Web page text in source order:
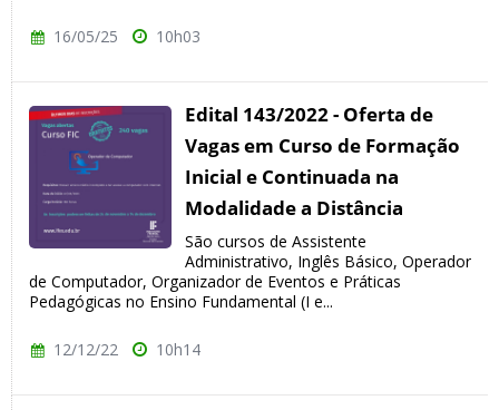
16/05/25 10h03
Edital 143/2022 - Oferta de
Vagas em Curso de Formação
Inicial e Continuada na
Modalidade a Distância
São cursos de Assistente
Administrativo, Inglês Básico, Operador
de Computador, Organizador de Eventos e Práticas
Pedagógicas no Ensino Fundamental (I e...
12/12/22 10h14